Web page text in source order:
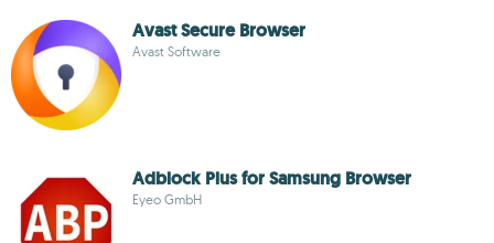
Avast Secure Browser
Avast Software
Adblock Plus for Samsung Browser
Eyeo GmbH